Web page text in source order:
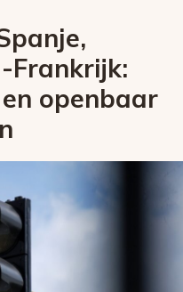
Frankrijk:
openbaar